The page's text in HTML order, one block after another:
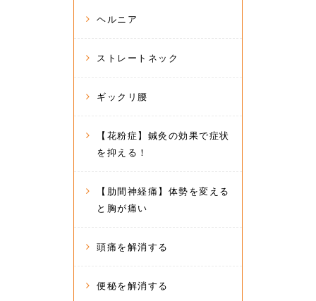
ヘルニア
ストレートネック
ギックリ腰
【花粉症】鍼灸の効果で症状
を抑える！
【肋間神経痛】体勢を変える
と胸が痛い
頭痛を解消する
便秘を解消する